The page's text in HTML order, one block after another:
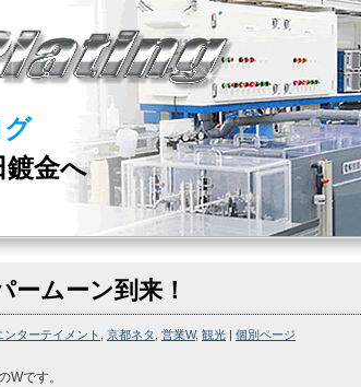
鍍金へ
ームーン到来！
ンターテイメント 京都ネタ 営業W, 観光 | 個別ページ
Wです。